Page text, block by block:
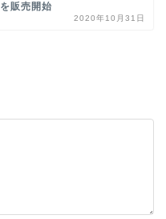
を販売開始
2020年10月31日